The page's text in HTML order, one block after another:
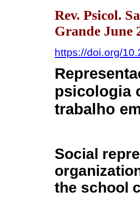
Rev. Psicol.
Grande June
https://doi.org/
psicologia
trabalho
Social
the school